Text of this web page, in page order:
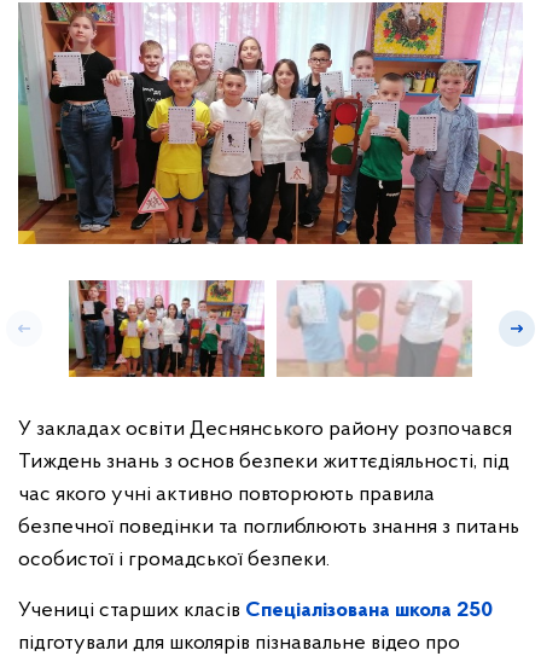
У закладах освіти Деснянського району розпочався
Тиждень знань з основ безпеки життєдіяльності, під
час якого учні активно повторюють правила
безпечної поведінки та поглиблюють знання з питань
особистої і громадської безпеки.
Учениці старших класів Спеціалізована школа 250
підготували для школярів пізнавальне відео про